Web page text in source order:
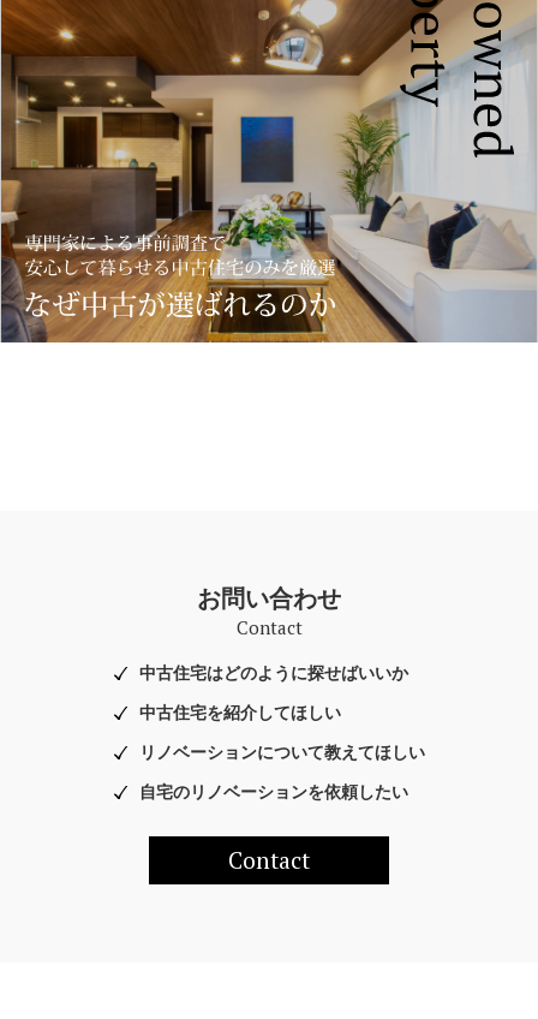
お問い合わせ
Contact
中古住宅はどのように探せばいいか
中古住宅を紹介してほしい
リノベーションについて教えてほしい
自宅のリノベーションを依頼したい
Contact